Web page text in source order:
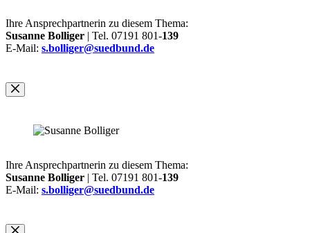
Ihre Ansprechpartnerin zu diesem Thema:
Susanne Bolliger | Tel. 07191 801-139
E-Mail: s.bolliger@suedbund.de
Ihre Ansprechpartnerin zu diesem Thema:
Susanne Bolliger | Tel. 07191 801-139
E-Mail: s.bolliger@suedbund.de